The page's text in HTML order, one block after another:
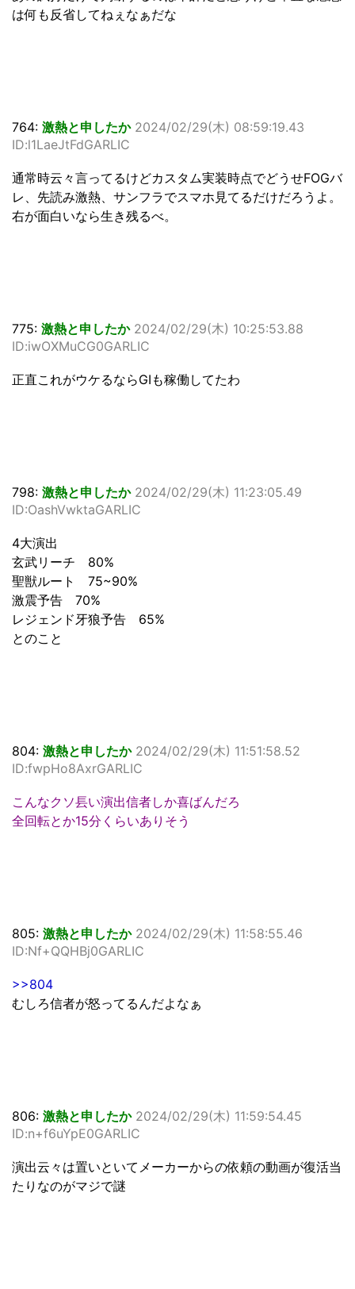
は何も反省してねぇなぁだな
764: 激熱と申したか 2024/02/29(木) 08:59:19.43
ID:l1LaeJtFdGARLIC
通常時云々言ってるけどカスタム実装時点でどうせFOGバ
レ、先読み激熱、サンフラでスマホ見てるだけだろうよ。
右が面白いなら生き残るべ。
775: 激熱と申したか 2024/02/29(木) 10:25:53.88
ID:iwOXMuCG0GARLIC
正直これがウケるならGIも稼働してたわ
798: 激熱と申したか 2024/02/29(木) 11:23:05.49
ID:OashVwktaGARLIC
4大演出
玄武リーチ 80%
聖獣ルート 75~90%
激震予告 70%
レジェンド牙狼予告 65%
とのこと
804: 激熱と申したか 2024/02/29(木) 11:51:58.52
ID:fwpHo8AxrGARLIC
こんなクソ镸い演出信者しか喜ばんだろ
全回転とか15分くらいありそう
805: 激熱と申したか 2024/02/29(木) 11:58:55.46
ID:Nf+QQHBj0GARLIC
>>804
むしろ信者が怒ってるんだよなぁ
806: 激熱と申したか 2024/02/29(木) 11:59:54.45
ID:n+f6uYpE0GARLIC
演出云々は置いといてメーカーからの依頼の動画が復活当
たりなのがマジで謎